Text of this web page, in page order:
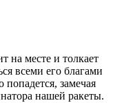
на месте и толкает
всеми его благами
замечая
нашей ракеты.